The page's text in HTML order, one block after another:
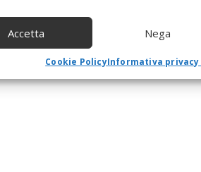
Accetta Nega
Cookie PolicyInformativa privacy